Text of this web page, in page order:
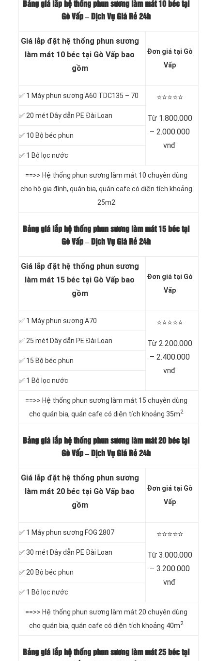
Bảng giá lắp hệ thống phun sương làm mát 10 béc tại
Gò Vấp – Dịch Vụ Giá Rẻ 24h
Giá lắp đặt hệ thống phun sương
làm mát 10 béc tại Gò Vấp bao
gồm
Đơn giá tại Gò
Vấp
✅ 1 Máy phun sương A60 TDC135 – 70 ⭐️⭐️⭐️⭐️⭐️
Từ 1.800.000
– 2.000.000
vnđ
✅ 20 mét Dây dẫn PE Đài Loan
✅ 10 Bộ béc phun
✅ 1 Bộ lọc nước
==>> Hệ thống phun sương làm mát 10 chuyên dùng
cho hộ gia đình, quán bia, quán cafe có diện tích khoảng
25m2
Bảng giá lắp hệ thống phun sương làm mát 15 béc tại
Gò Vấp – Dịch Vụ Giá Rẻ 24h
Giá lắp đặt hệ thống phun sương
làm mát 15 béc tại Gò Vấp bao
gồm
Đơn giá tại Gò
Vấp
✅ 1 Máy phun sương A70 ⭐️⭐️⭐️⭐️⭐️
Từ 2.200.000
– 2.400.000
vnđ
✅ 25 mét Dây dẫn PE Đài Loan
✅ 15 Bộ béc phun
✅ 1 Bộ lọc nước
==>> Hệ thống phun sương làm mát 15 chuyên dùng
cho quán bia, quán cafe có diện tích khoảng 35m2
Bảng giá lắp hệ thống phun sương làm mát 20 béc tại
Gò Vấp – Dịch Vụ Giá Rẻ 24h
Giá lắp đặt hệ thống phun sương
làm mát 20 béc tại Gò Vấp bao
gồm
Đơn giá tại Gò
Vấp
✅ 1 Máy phun sương FOG 2807 ⭐️⭐️⭐️⭐️⭐️
Từ 3.000.000
– 3.200.000
vnđ
✅ 30 mét Dây dẫn PE Đài Loan
✅ 20 Bộ béc phun
✅ 1 Bộ lọc nước
==>> Hệ thống phun sương làm mát 20 chuyên dùng
cho quán bia, quán cafe có diện tích khoảng 40m2
Bảng giá lắp hệ thống phun sương làm mát 25 béc tại